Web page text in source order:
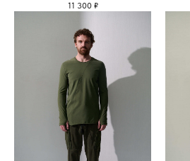
11 300 ₽